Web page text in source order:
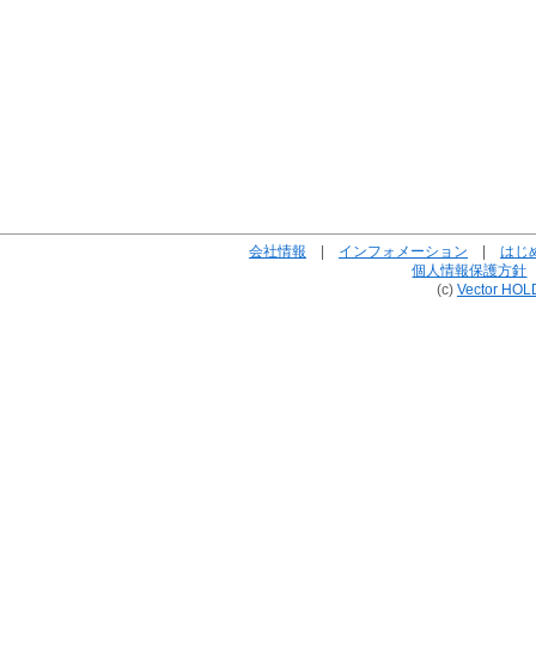
会社情報 インフォメーション
はじ
個人情報保護方針
(c) Vector